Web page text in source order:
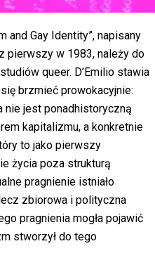
and Gay Identity”, napisany
pierwszy w 1983, należy do
queer. D’Emilio stawia
brzmieć prowokacyjnie:
jest ponadhistoryczną
kapitalizmu, a konkretnie
to jako pierwszy
życia poza strukturą
pragnienie istniało
zbiorowa i polityczna
pragnienia mogła pojawić
stworzył do tego